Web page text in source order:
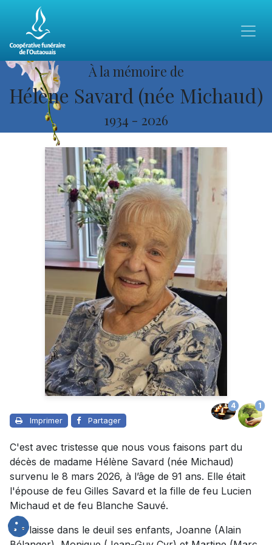
À la mémoire de
Hélène Savard (née Michaud)
1934 - 2026
Imprimer Partager
4 1
C'est avec tristesse que nous vous faisons part du
décès de madame Hélène Savard (née Michaud)
survenu le 8 mars 2026, à l’âge de 91 ans. Elle était
l'épouse de feu Gilles Savard et la fille de feu Lucien
Michaud et de feu Blanche Sauvé.
Elle laisse dans le deuil ses enfants, Joanne (Alain